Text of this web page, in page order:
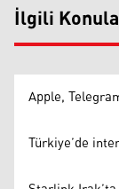
İlgili
Apple,
Türkiye’de